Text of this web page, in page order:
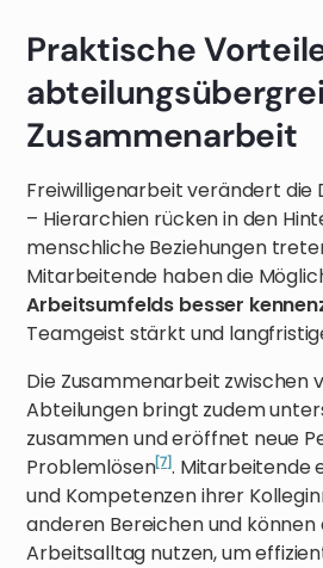
Praktische
Zusammenarbeit
Freiwilligenarbeit verändert die
– Hierarchien rücken in den
menschliche Beziehungen
Mitarbeitende haben die
Arbeitsumfelds besser
Teamgeist stärkt und
Die Zusammenarbeit zwischen
Abteilungen bringt zudem
zusammen und eröffnet neue
Problemlösen[7]. Mitarbeitende
und Kompetenzen ihrer
anderen Bereichen und können
Arbeitsalltag nutzen, um